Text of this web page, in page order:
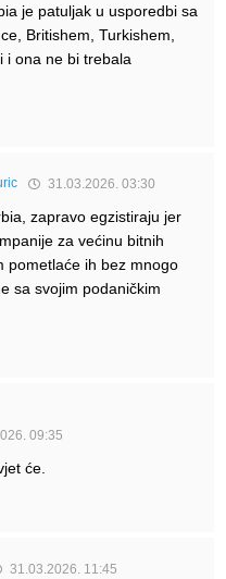
je patuljak u usporedbi sa
Britishem, Turkishem,
ona ne bi trebala
31.03.2026. 03:30
zapravo egzistiraju jer
za većinu bitnih
pometlaće ih bez mnogo
sa svojim podaničkim
09:35
će.
31.03.2026. 11:45